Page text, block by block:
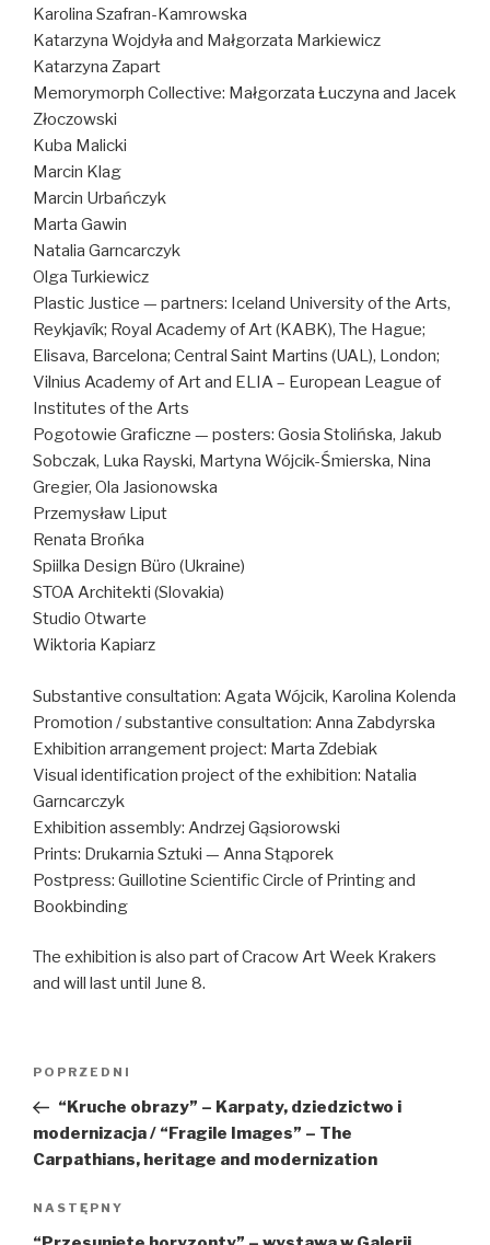
Karolina Szafran-Kamrowska
Katarzyna Wojdyła and Małgorzata Markiewicz
Katarzyna Zapart
Memorymorph Collective: Małgorzata Łuczyna and Jacek
Złoczowski
Kuba Malicki
Marcin Klag
Marcin Urbańczyk
Marta Gawin
Natalia Garncarczyk
Olga Turkiewicz
Plastic Justice — partners: Iceland University of the Arts,
Reykjavík; Royal Academy of Art (KABK), The Hague;
Elisava, Barcelona; Central Saint Martins (UAL), London;
Vilnius Academy of Art and ELIA – European League of
Institutes of the Arts
Pogotowie Graficzne — posters: Gosia Stolińska, Jakub
Sobczak, Luka Rayski, Martyna Wójcik-Śmierska, Nina
Gregier, Ola Jasionowska
Przemysław Liput
Renata Brońka
Spiilka Design Büro (Ukraine)
STOA Architekti (Slovakia)
Studio Otwarte
Wiktoria Kapiarz
Substantive consultation: Agata Wójcik, Karolina Kolenda
Promotion / substantive consultation: Anna Zabdyrska
Exhibition arrangement project: Marta Zdebiak
Visual identification project of the exhibition: Natalia
Garncarczyk
Exhibition assembly: Andrzej Gąsiorowski
Prints: Drukarnia Sztuki — Anna Stąporek
Postpress: Guillotine Scientific Circle of Printing and
Bookbinding
The exhibition is also part of Cracow Art Week Krakers
and will last until June 8.
Poprzedni
wpis
POPRZEDNI
“Kruche obrazy” – Karpaty, dziedzictwo i
modernizacja / “Fragile Images” – The
Carpathians, heritage and modernization
Następny
wpis
NASTĘPNY